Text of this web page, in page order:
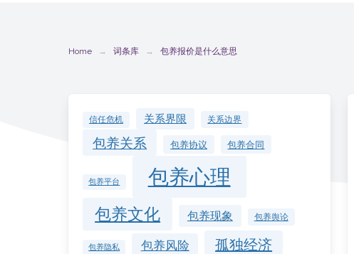
Home 词条库 包养报价是什么意思
信任危机 关系界限 关系边界
包养关系 包养协议 包养合同
包养平台 包养心理
包养文化 包养现象 包养舆论
包养隐私 包养风险 孤独经济